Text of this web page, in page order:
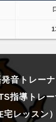
音トレー
指導トレ
宅レッスン